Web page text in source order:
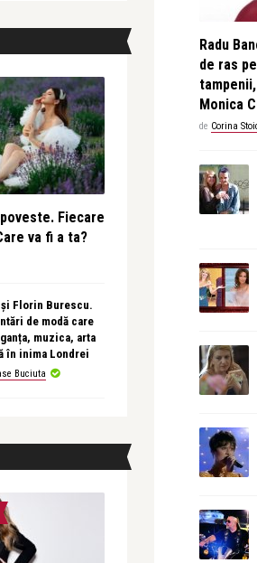
Fiecare
va fi a ta?
Florin Burescu.
de modă care
muzica, arta
în inima Londrei
Buciuta
Radu
de ras
Monica
de Corina